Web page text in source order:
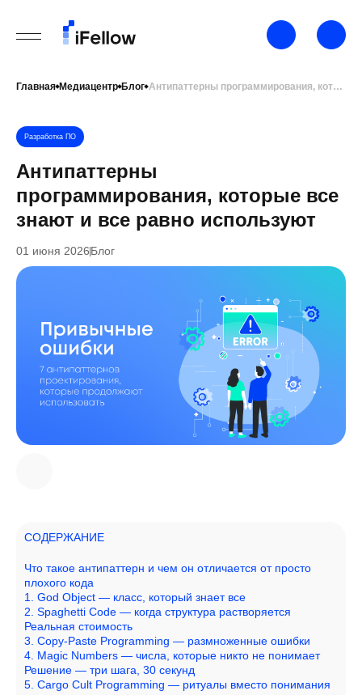
Главная Медиацентр Блог Антипаттерны программирования, которые все знают и все равно используют
Антипаттерны
программирования, которые все
знают и все равно используют
Разработка ПО
01 июня 2026Блог
СОДЕРЖАНИЕ
Что такое антипаттерн и чем он отличается от просто
плохого кода
1. God Object — класс, который знает все
2. Spaghetti Code — когда структура растворяется
Реальная стоимость
3. Copy-Paste Programming — размноженные ошибки
4. Magic Numbers — числа, которые никто не понимает
Решение — три шага, 30 секунд
5. Cargo Cult Programming — ритуалы вместо понимания